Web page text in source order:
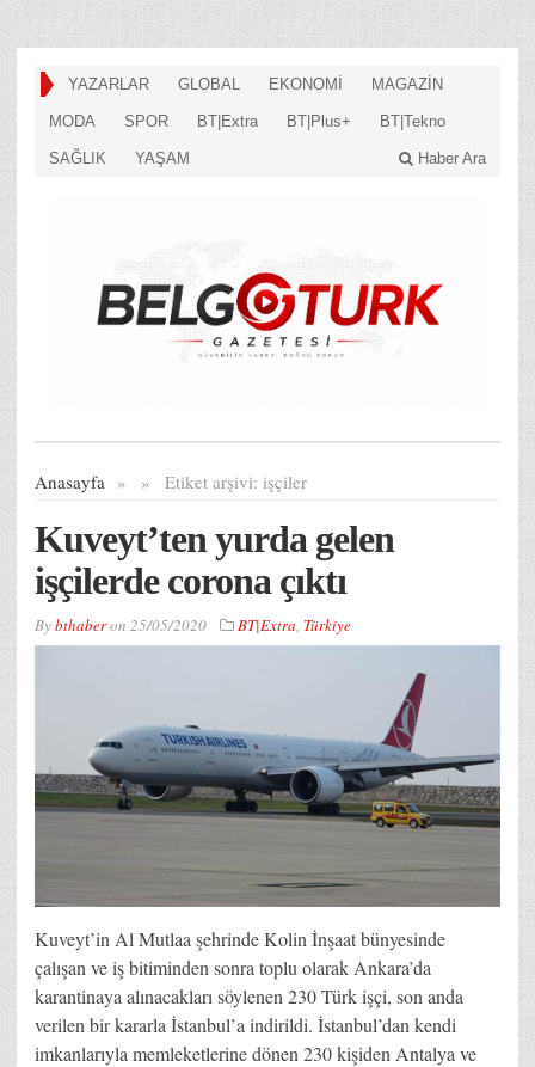
YAZARLAR GLOBAL EKONOMİ MAGAZİN
MODA SPOR BT|Extra BT|Plus+ BT|Tekno
SAĞLIK YAŞAM Haber Ara
Anasayfa » Etiket arşivi:
» işçiler
Kuveyt’ten yurda gelen
işçilerde corona çıktı
Bybthaberon 25/05/2020 BT|Extra, Türkiye
Kuveyt’in Al Mutlaa şehrinde Kolin İnşaat bünyesinde
çalışan ve iş bitiminden sonra toplu olarak Ankara’da
karantinaya alınacakları söylenen 230 Türk işçi, son anda
verilen bir kararla İstanbul’a indirildi. İstanbul’dan kendi
imkanlarıyla memleketlerine dönen 230 kişiden Antalya ve